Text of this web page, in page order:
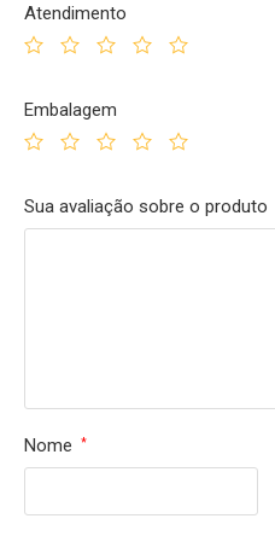
Atendimento
Embalagem
Sua avaliação sobre o produto
Nome *